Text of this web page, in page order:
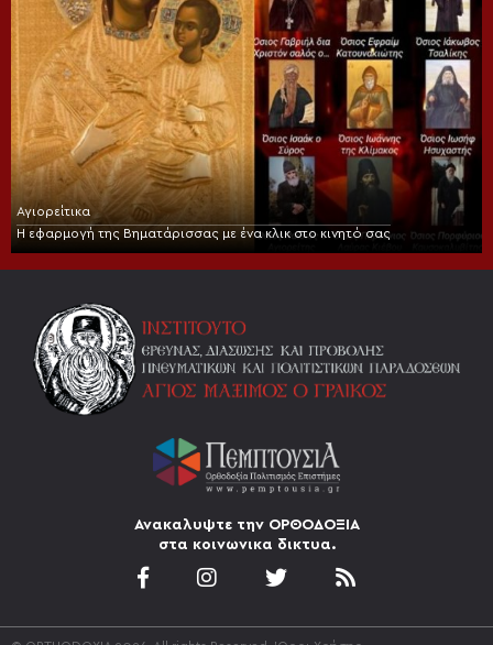
Αγιορείτικα
Η εφαρμογή της Βηματάρισσας με ένα κλικ στο κινητό σας
Ανακαλυψτε την ΟΡΘΟΔΟΞΙΑ
στα κοινωνικα δικτυα.